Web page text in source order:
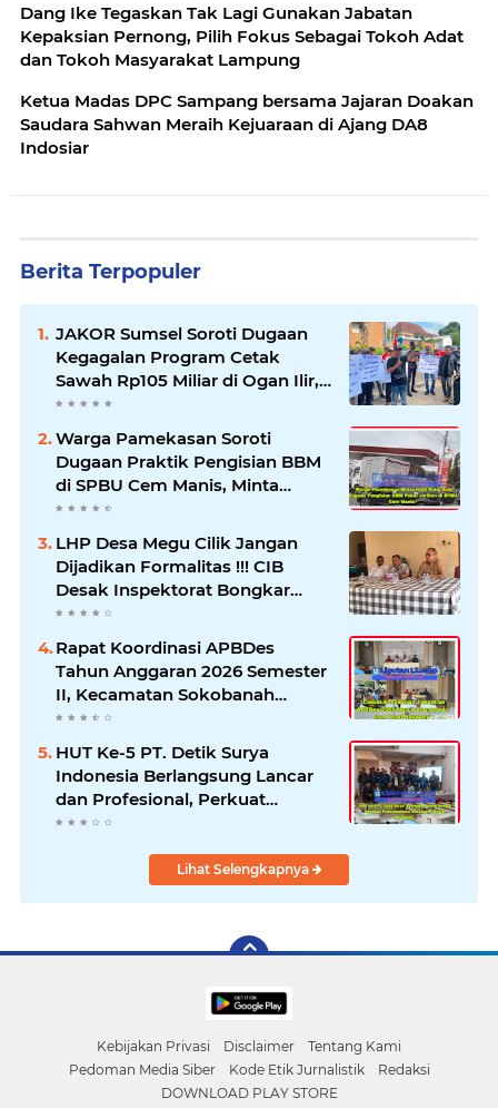
Dang Ike Tegaskan Tak Lagi Gunakan Jabatan
Kepaksian Pernong, Pilih Fokus Sebagai Tokoh Adat
dan Tokoh Masyarakat Lampung
Ketua Madas DPC Sampang bersama Jajaran Doakan
Saudara Sahwan Meraih Kejuaraan di Ajang DA8
Indosiar
Berita Terpopuler
JAKOR Sumsel Soroti Dugaan
Kegagalan Program Cetak
Sawah Rp105 Miliar di Ogan Ilir,
Desak Kadis Pertanian Mundur
Warga Pamekasan Soroti
Dugaan Praktik Pengisian BBM
di SPBU Cem Manis, Minta
Klarifikasi dan Pengawasan
LHP Desa Megu Cilik Jangan
Dijadikan Formalitas !!! CIB
Desak Inspektorat Bongkar
Seluruh Fakta dan Hentikan
Rapat Koordinasi APBDes
Tahun Anggaran 2026 Semester
II, Kecamatan Sokobanah
Libatkan 12 Desa
HUT Ke-5 PT. Detik Surya
Indonesia Berlangsung Lancar
dan Profesional, Perkuat
Kompetensi Wartawan
Lihat Selengkapnya
Kebijakan Privasi Disclaimer
Tentang Kami
Pedoman Media Siber
Kode Etik Jurnalistik
Redaksi
DOWNLOAD PLAY STORE